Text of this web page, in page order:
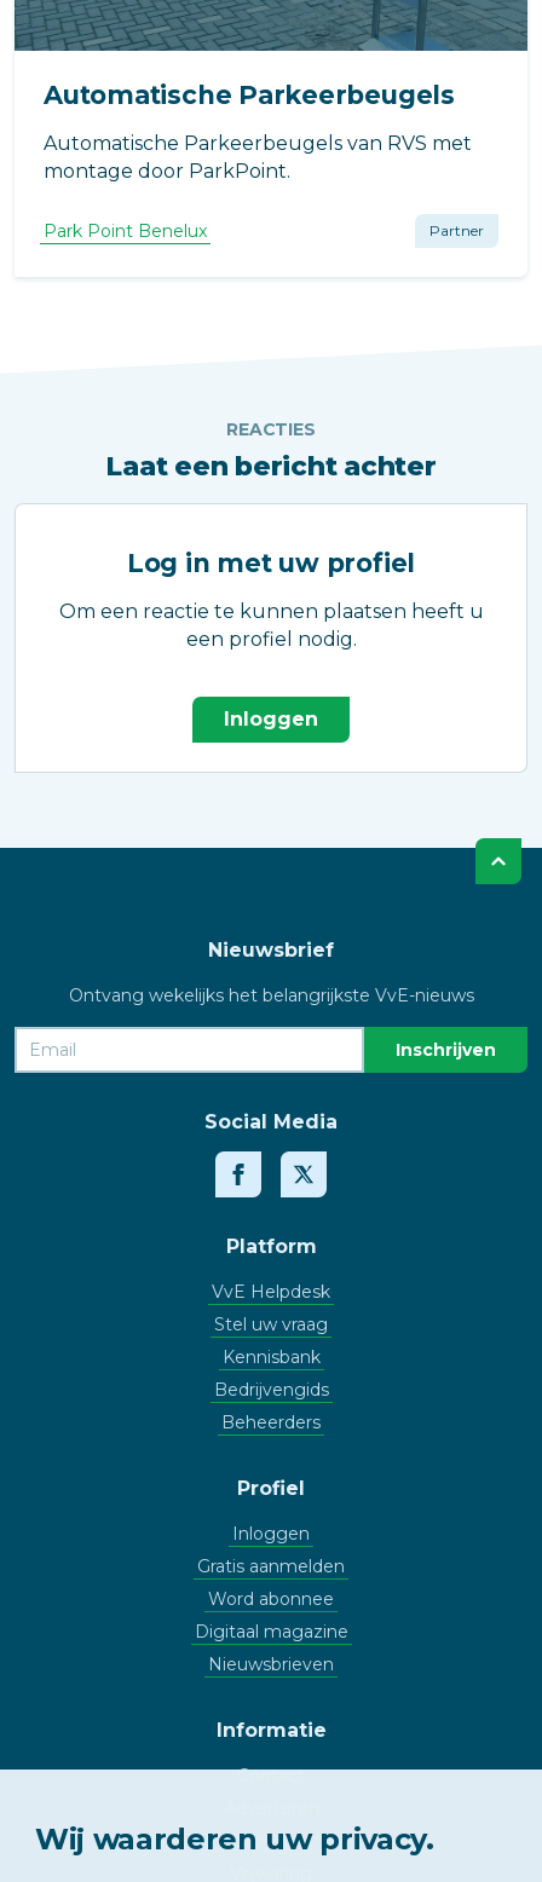
Automatische Parkeerbeugels
Automatische Parkeerbeugels van RVS met
montage door ParkPoint.
Park Point Benelux Partner
REACTIES
Laat een bericht achter
Log in met uw profiel
Om een reactie te kunnen plaatsen heeft u
een profiel nodig.
Inloggen
Nieuwsbrief
Ontvang wekelijks het belangrijkste VvE-nieuws
Social Media
Platform
VvE Helpdesk
Stel uw vraag
Kennisbank
Bedrijvengids
Beheerders
Profiel
Inloggen
Gratis aanmelden
Word abonnee
Digitaal magazine
Nieuwsbrieven
Informatie
Contact
Copyright
Wij waarderen uw privacy.